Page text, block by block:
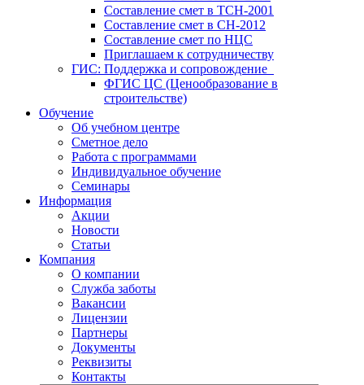
Составление смет в ТСН-2001
Составление смет в СН-2012
Составление смет по НЦС
Приглашаем к сотрудничеству
ГИС: Поддержка и сопровождение
ФГИС ЦС (Ценообразование в
строительстве)
Обучение
Об учебном центре
Сметное дело
Работа с программами
Индивидуальное обучение
Семинары
Информация
Акции
Новости
Статьи
Компания
О компании
Служба заботы
Вакансии
Лицензии
Партнеры
Документы
Реквизиты
Контакты